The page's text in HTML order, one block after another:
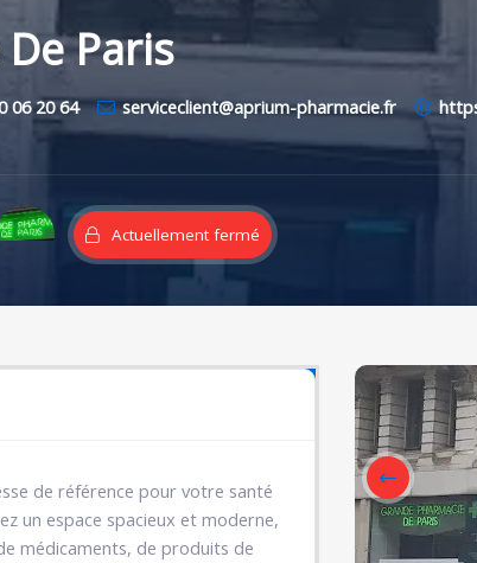
Paris
06 20 64 serviceclient@aprium-pharmacie.fr
Actuellement fermé
de référence pour votre santé
un espace spacieux et moderne,
médicaments, de produits de